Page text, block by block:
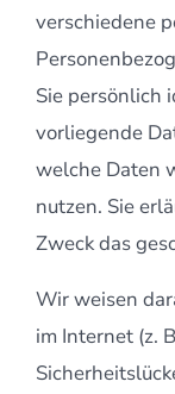
verschiedene
Sie persönlich
vorliegende
welche Daten
nutzen. Sie
Zweck das
Wir weisen
im Internet (z.